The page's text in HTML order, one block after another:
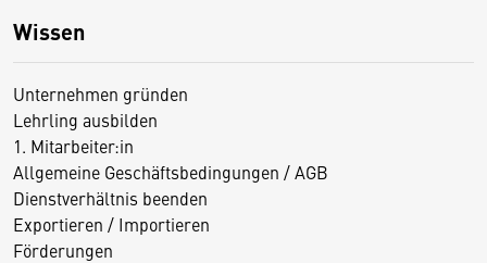
Wissen
Unternehmen gründen
Lehrling ausbilden
1. Mitarbeiter:in
Allgemeine Geschäftsbedingungen / AGB
Dienstverhältnis beenden
Exportieren / Importieren
Förderungen